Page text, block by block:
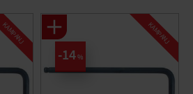
KAMPANJ
14%
KAMPANJ